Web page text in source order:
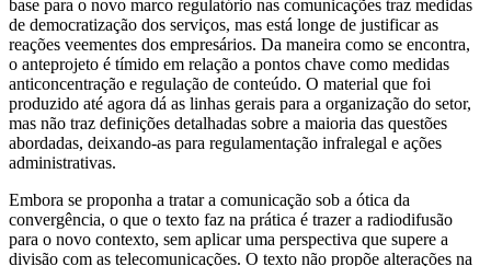
regulatório
traz
medidas
democratizantes,
mas
é
base para o novo marco regulatório nas comunicações traz medidas
de democratização dos serviços, mas está longe de justificar as
reações veementes dos empresários. Da maneira como se encontra,
o anteprojeto é tímido em relação a pontos chave como medidas
anticoncentração e regulação de conteúdo. O material que foi
produzido até agora dá as linhas gerais para a organização do setor,
mas não traz definições detalhadas sobre a maioria das questões
abordadas, deixando-as para regulamentação infralegal e ações
administrativas.
Embora se proponha a tratar a comunicação sob a ótica da
convergência, o que o texto faz na prática é trazer a radiodifusão
para o novo contexto, sem aplicar uma perspectiva que supere a
divisão com as telecomunicações. O texto não propõe alterações na